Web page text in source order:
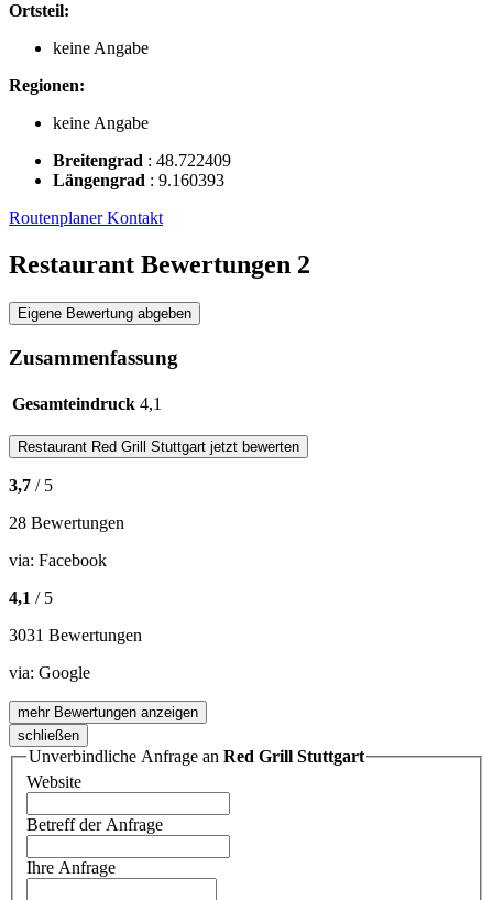
Ortsteil:
keine Angabe
Regionen:
keine Angabe
Breitengrad : 48.722409
Längengrad : 9.160393
RoutenplanerKontakt
Restaurant Bewertungen 2
Eigene Bewertung abgeben
Zusammenfassung
Gesamteindruck 4,1
Restaurant Red Grill Stuttgart jetzt bewerten
3,7 / 5
28 Bewertungen
via: Facebook
4,1 / 5
3031 Bewertungen
via: Google
mehr Bewertungen anzeigen
schließen
Unverbindliche Anfrage an Red Grill Stuttgart
Website
Betreff der Anfrage
Ihre Anfrage